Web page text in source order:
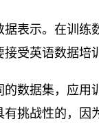
表示。在训练
受英语数据培
数据集，应
挑战性的，